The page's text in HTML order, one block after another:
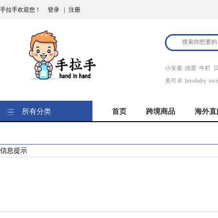
手拉手欢迎您！ 登录 注册
小安素 德爱 牛栏
美可卓 herobaby
所有分类 首页 跨境商品 海外直
信息提示